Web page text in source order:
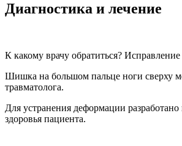
Диагностика и лечение
К какому врачу обратиться?
Шишка на большом пальце ноги сверху
травматолога.
Для устранения деформации разработано
здоровья пациента.